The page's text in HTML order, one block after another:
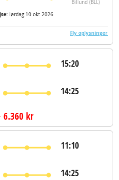
Billund (BLL)
lørdag 10 okt 2026
Fly oplysninger
15:20
14:25
6.360 kr
11:10
14:25